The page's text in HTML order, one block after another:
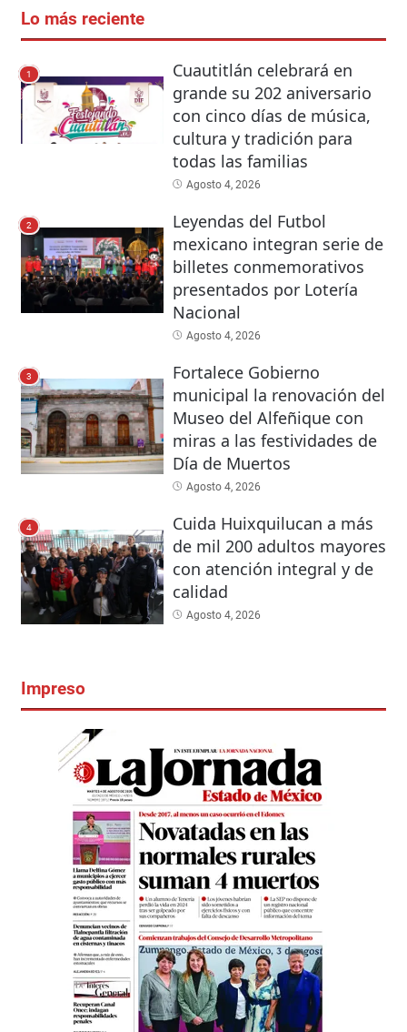
Lo más reciente
1
Cuautitlán celebrará en
grande su 202 aniversario
con cinco días de música,
cultura y tradición para
todas las familias
Agosto 4, 2026
2
Leyendas del Futbol
mexicano integran serie de
billetes conmemorativos
presentados por Lotería
Nacional
Agosto 4, 2026
3
Fortalece Gobierno
municipal la renovación del
Museo del Alfeñique con
miras a las festividades de
Día de Muertos
Agosto 4, 2026
4
Cuida Huixquilucan a más
de mil 200 adultos mayores
con atención integral y de
calidad
Agosto 4, 2026
Impreso